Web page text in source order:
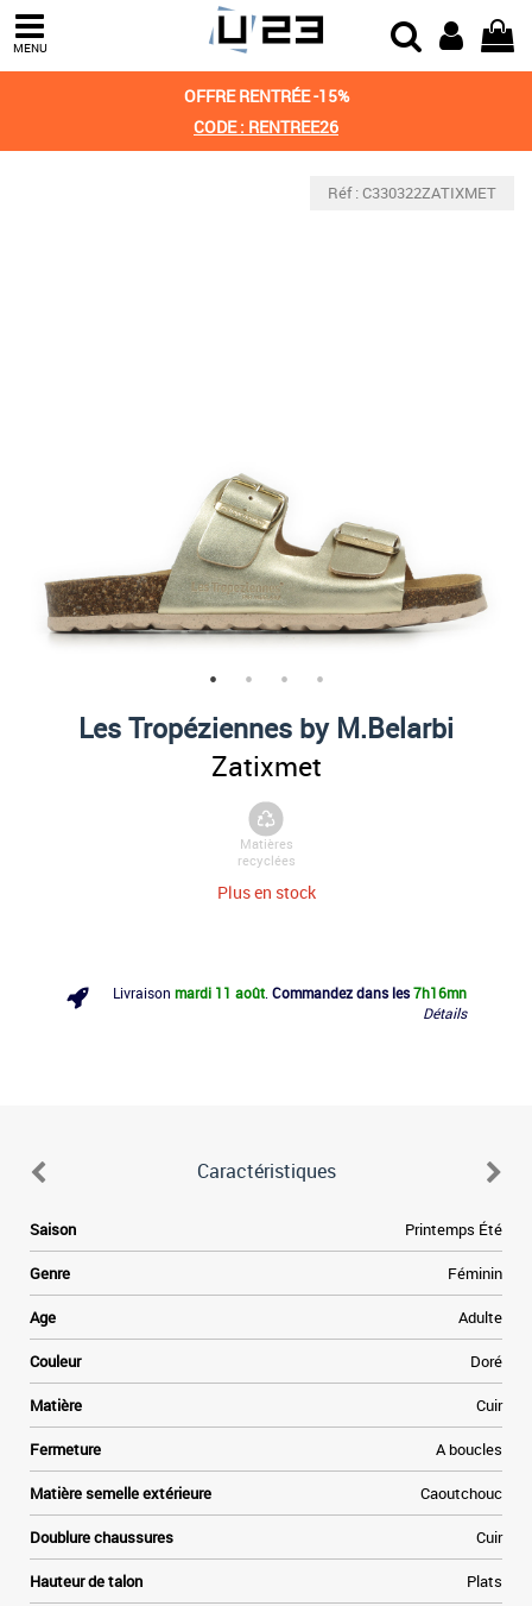
MENU
OFFRE RENTRÉE -15%
CODE : RENTREE26
Réf : C330322ZATIXMET
Les Tropéziennes by M.Belarbi
Zatixmet
Matières
recyclées
Plus en stock
Livraison mardi 11 août. Commandez dans les 7h16mn
Détails
Caractéristiques
Saison Printemps Été
Genre Féminin
Age Adulte
Couleur Doré
Matière Cuir
Fermeture A boucles
Matière semelle extérieure Caoutchouc
Doublure chaussures Cuir
Hauteur de talon Plats